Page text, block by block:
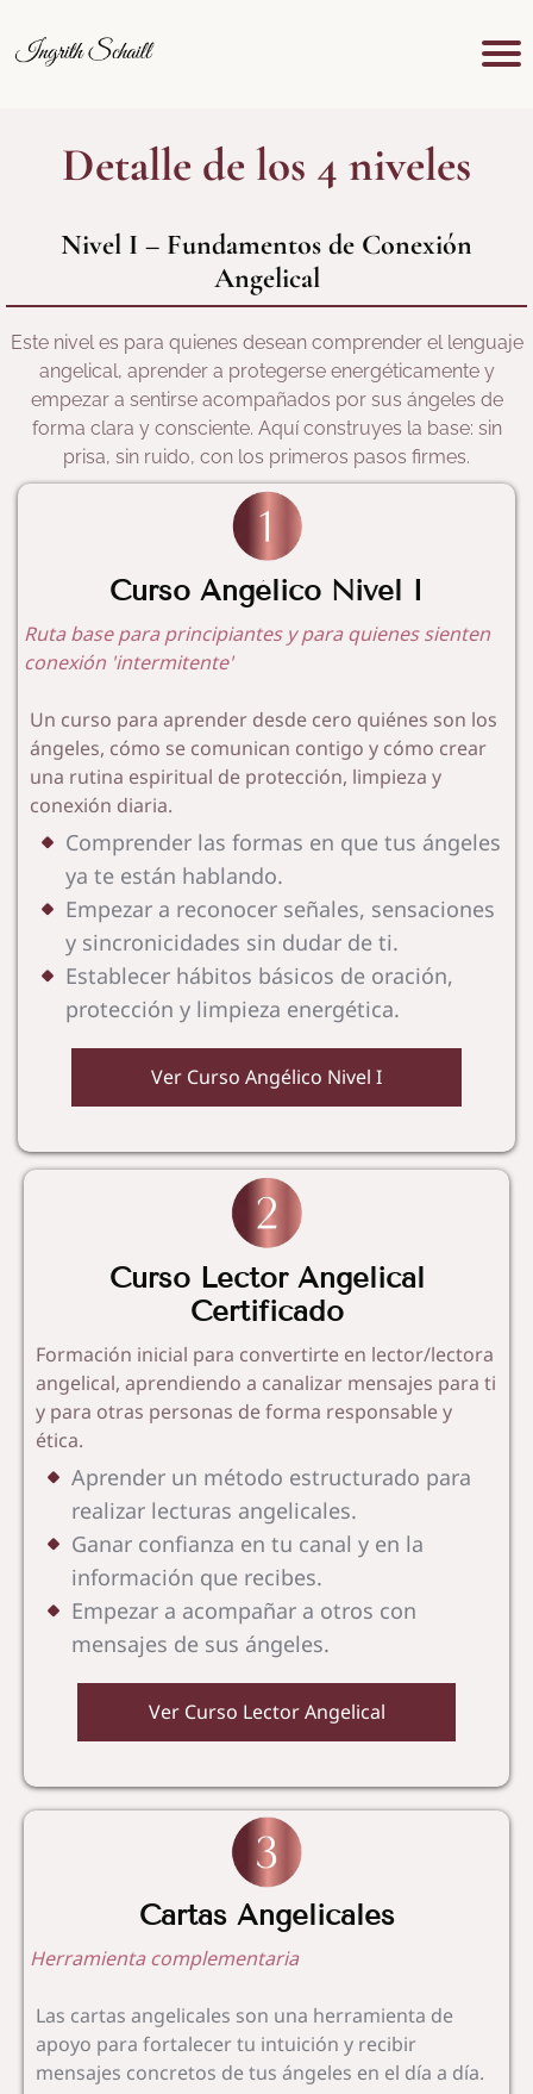
Tr
cu
ela
In
br
act
Detalle de los 4 niveles
Nivel I – Fundamentos de Conexión
Angelical
Este nivel es para quienes desean comprender el lenguaje
angelical, aprender a protegerse energéticamente y
empezar a sentirse acompañados por sus ángeles de
forma clara y consciente. Aquí construyes la base: sin
prisa, sin ruido, con los primeros pasos firmes.
Curso Angélico Nivel I
Ruta base para principiantes y para quienes sienten
conexión 'intermitente'
Un curso para aprender desde cero quiénes son los
ángeles, cómo se comunican contigo y cómo crear
una rutina espiritual de protección, limpieza y
conexión diaria.
Comprender las formas en que tus ángeles
ya te están hablando.
Empezar a reconocer señales, sensaciones
y sincronicidades sin dudar de ti.
Establecer hábitos básicos de oración,
protección y limpieza energética.
Ver Curso Angélico Nivel I
Curso Lector Angelical
Certificado
Formación inicial para convertirte en lector/lectora
angelical, aprendiendo a canalizar mensajes para ti
y para otras personas de forma responsable y
ética.
Aprender un método estructurado para
realizar lecturas angelicales.
Ganar confianza en tu canal y en la
información que recibes.
Empezar a acompañar a otros con
mensajes de sus ángeles.
Ver Curso Lector Angelical
Cartas Angelicales
Herramienta complementaria
Las cartas angelicales son una herramienta de
apoyo para fortalecer tu intuición y recibir
mensajes concretos de tus ángeles en el día a día.